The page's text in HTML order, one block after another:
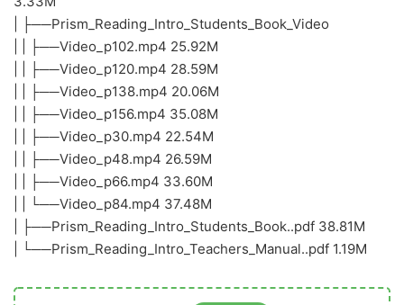
| ├──Prism_Reading_Intro_Students_Book_Video
| | ├──Video_p102.mp4 25.92M
| | ├──Video_p120.mp4 28.59M
| | ├──Video_p138.mp4 20.06M
| | ├──Video_p156.mp4 35.08M
| | ├──Video_p30.mp4 22.54M
| | ├──Video_p48.mp4 26.59M
| | ├──Video_p66.mp4 33.60M
| | └──Video_p84.mp4 37.48M
| ├──Prism_Reading_Intro_Students_Book..pdf 38.81M
| └──Prism_Reading_Intro_Teachers_Manual..pdf 1.19M